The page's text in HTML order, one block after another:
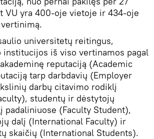
VU yra 400-oje vietoje ir 434-oje
universitetų reitingus,
institucijos iš viso vertinamos pagal
reputaciją (Academic
tarp darbdavių (Employer
darbų citavimo rodiklį
studentų ir dėstytojų
padaliniuose (Faculty Student),
dalį (International Faculty) ir
skaičių (International Students).